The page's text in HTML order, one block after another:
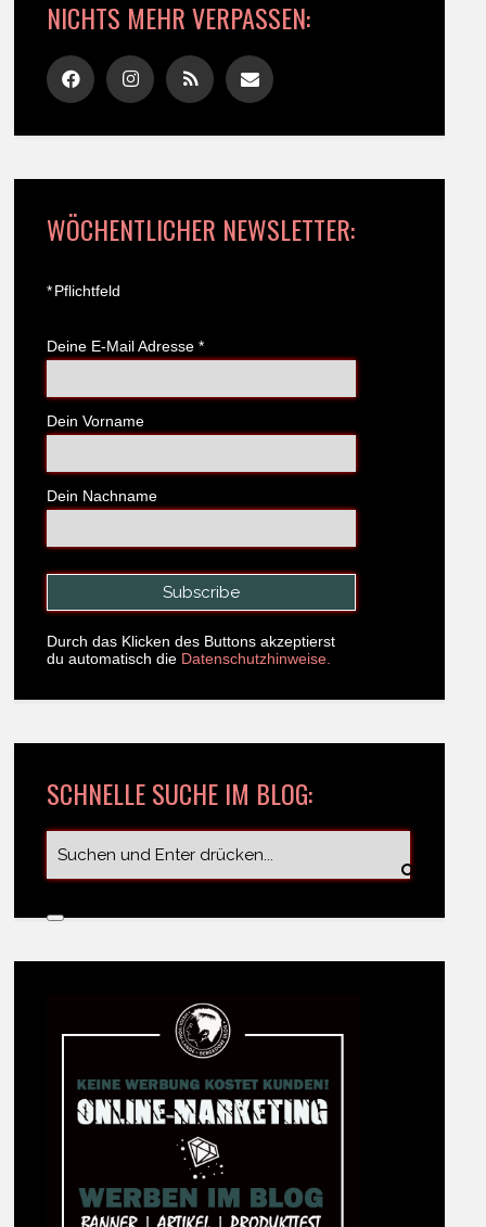
NICHTS MEHR VERPASSEN:
WÖCHENTLICHER NEWSLETTER:
*Pflichtfeld
Deine E-Mail Adresse *
Dein Vorname
Dein Nachname
Durch das Klicken des Buttons akzeptierst
du automatisch die Datenschutzhinweise.
SCHNELLE SUCHE IM BLOG: